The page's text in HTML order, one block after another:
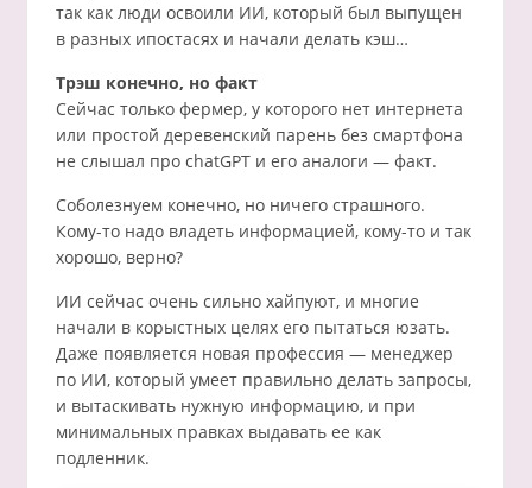
так как люди освоили ИИ, который был выпущен
в разных ипостасях и начали делать кэш…
Трэш конечно, но факт
Сейчас только фермер, у которого нет интернета
или простой деревенский парень без смартфона
не слышал про chatGPT и его аналоги — факт.
Соболезнуем конечно, но ничего страшного.
Кому-то надо владеть информацией, кому-то и так
хорошо, верно?
ИИ сейчас очень сильно хайпуют, и многие
начали в корыстных целях его пытаться юзать.
Даже появляется новая профессия — менеджер
по ИИ, который умеет правильно делать запросы,
и вытаскивать нужную информацию, и при
минимальных правках выдавать ее как
подленник.